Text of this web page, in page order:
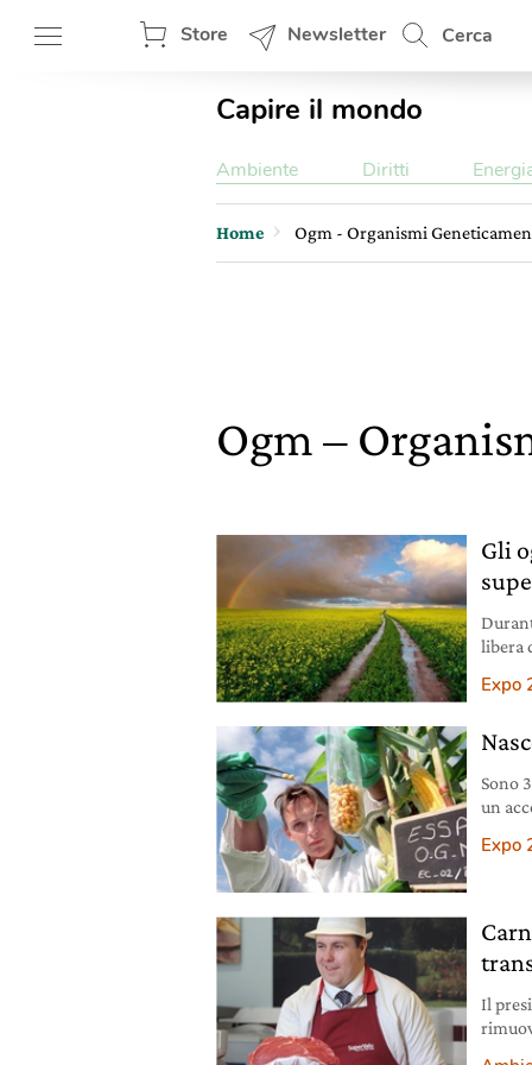
Store Newsletter Cerca
Capire il mondo
Ambiente Diritti
Home Ogm - Organismi
Ogm –
Gli
libera
Expo
Sono
un
Expo
Il